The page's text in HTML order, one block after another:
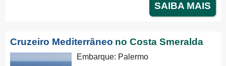
SAIBA MAIS
Cruzeiro Mediterrâneo no Costa Smeralda
Embarque: Palermo